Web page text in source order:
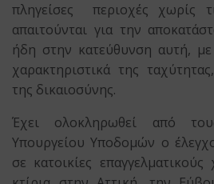
πληγείσες περιοχές χωρίς
απαιτούνται για την
ήδη στην κατεύθυνση αυτή,
χαρακτηριστικά της
της δικαιοσύνης.
Έχει ολοκληρωθεί από
Υπουργείου Υποδομών ο
σε κατοικίες